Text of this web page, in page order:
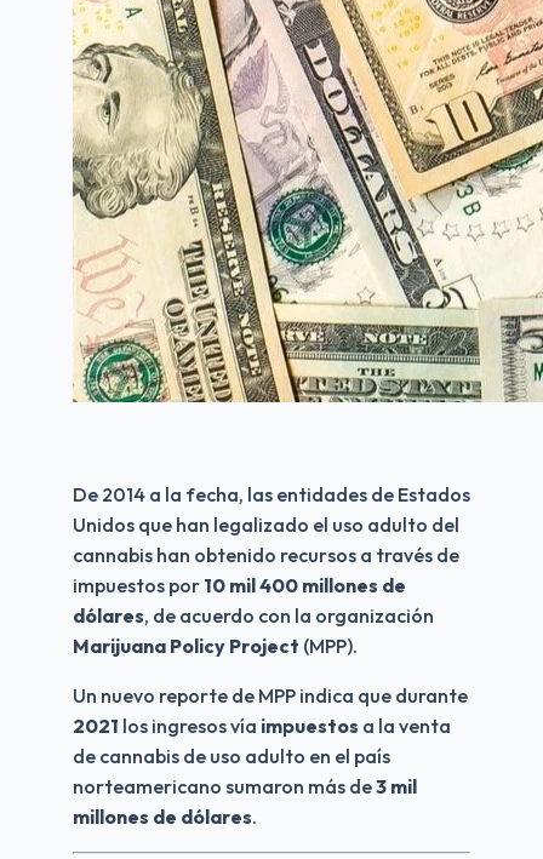
De 2014 a la fecha, las entidades de Estados
Unidos que han legalizado el uso adulto del
cannabis han obtenido recursos a través de
impuestos por 10 mil 400 millones de
dólares
Marijuana Policy Project (MPP).
2021 los ingresos vía impuestos a la venta
de cannabis de uso adulto en el país
norteamericano sumaron más de 3 mil
millones de dólares.